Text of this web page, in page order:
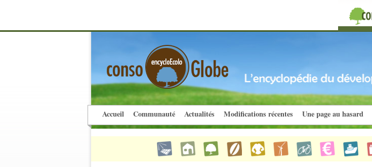
Accueil Communauté Actualités Modifications récentes Une page au hasard